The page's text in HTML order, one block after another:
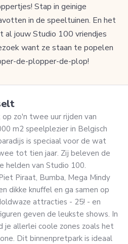
Stap in geinige
in de speeltuinen. En het
al jouw Studio 100 vriendjes
want ze staan te popelen
de-plopper-de-plop!
zo'n twee uur rijden van
m2 speelplezier in Belgisch
is speciaal voor de wat
tot tien jaar. Zij beleven de
helden van Studio 100.
Piraat, Bumba, Mega Mindy
dikke knuffel en ga samen op
attracties - 25! - en
geven de leukste shows. In
je allerlei coole zones zoals het
Dit binnenpretpark is ideaal